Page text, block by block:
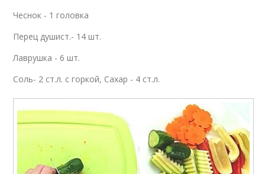
Чеснок - 1 головка
Перец душист.- 14 шт.
Лаврушка - 6 шт.
Соль- 2 ст.л. с горкой, Сахар - 4 ст.л.